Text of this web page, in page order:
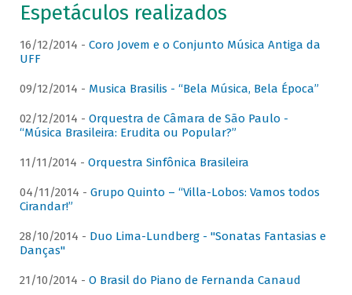
Espetáculos realizados
16/12/2014 - Coro Jovem e o Conjunto Música Antiga da
UFF
09/12/2014 - Musica Brasilis - “Bela Música, Bela Época”
02/12/2014 - Orquestra de Câmara de São Paulo -
“Música Brasileira: Erudita ou Popular?”
11/11/2014 - Orquestra Sinfônica Brasileira
04/11/2014 - Grupo Quinto – “Villa-Lobos: Vamos todos
Cirandar!”
28/10/2014 - Duo Lima-Lundberg - "Sonatas Fantasias e
Danças"
21/10/2014 - O Brasil do Piano de Fernanda Canaud